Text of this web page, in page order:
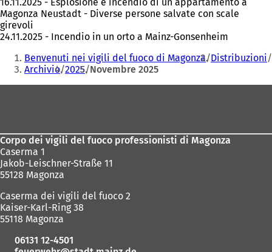
Magonza Neustadt - Diverse persone salvate con scale
girevoli
24.11.2025 - Incendio in un orto a Mainz-Gonsenheim
Siete
qui:
Benvenuti nei vigili del fuoco di Magonza Distribuzioni
Archivio 2025 Novembre 2025
Corpo dei vigili del fuoco professionisti di Magonza
Caserma 1
Jakob-Leischner-Straße 11
55128 Magonza
Caserma dei vigili del fuoco 2
Kaiser-Karl-Ring 38
55118 Magonza
06131 12-4501